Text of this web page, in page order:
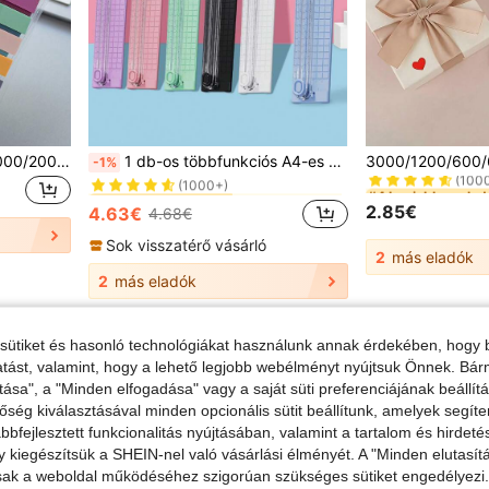
6400/4200/3200/1400/1000/200 db ragasztós címke, számozott, színes félig átlátszó újrahasználható könyvjelzők, elegáns szalemszínházas indexfülkék, vintage színes PET átlátszó ragasztós indexjegyzetek, iskolai kellékek -1% 1 db-os többfunkciós A4-es kétirányú papírvágó, hordozható irodai kézi vonalzó, papírvágó gép, egy-/véletlenszerű színű, vissza az iskolába, vissza az iskolába, iskolai kellékek
#3 Legjobban eladott
ben Rozsdamentes acél Lyukasztó
(1000+)
#3 Legjobban eladott
(1000+)
#3 Legjobban eladott
(1000+)
#3 Legjobban eladott
ben Rozsdamentes acél Lyukasztó
(1000+)
4.63€ 4.68€
Sok visszatérő vásárló
2 más eladók
#4 Legjobban
#4 Legjobban
#4 Legjobban
#4 Legjobban
2.85€
2 más eladók
és hasonló technológiákat használunk annak érdekében, hogy
valamint, hogy a lehető legjobb webélményt nyújtsuk Önnek.
a "Minden elfogadása" vagy a saját süti preferenciájának
kiválasztásával minden opcionális sütit beállítunk, amelyek
funkcionalitás nyújtásában, valamint a tartalom és
kiegészítsük a SHEIN-nel való vásárlási élményét. A "Minden
a weboldal működéséhez szigorúan szükséges sütiket